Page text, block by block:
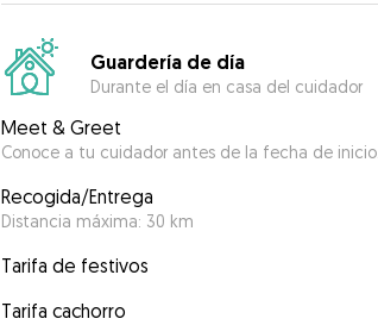
Guardería de día
Durante el día en casa del cuidador
Meet & Greet
Conoce a tu cuidador antes de la fecha de inicio.
Recogida/Entrega
Distancia máxima: 30 km
Tarifa de festivos
Tarifa cachorro